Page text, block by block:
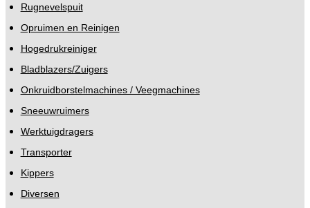
Rugnevelspuit
Opruimen en Reinigen
Hogedrukreiniger
Bladblazers/Zuigers
Onkruidborstelmachines / Veegmachines
Sneeuwruimers
Werktuigdragers
Transporter
Kippers
Diversen